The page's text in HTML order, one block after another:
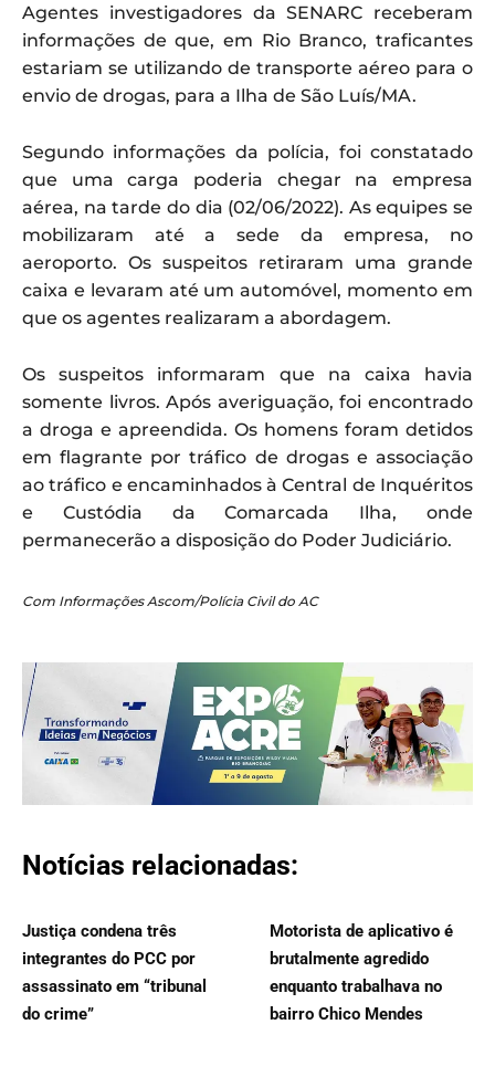
Agentes investigadores da SENARC receberam
informações de que, em Rio Branco, traficantes
estariam se utilizando de transporte aéreo para o
envio de drogas, para a Ilha de São Luís/MA.
Segundo informações da polícia, foi constatado
que uma carga poderia chegar na empresa
aérea, na tarde do dia (02/06/2022). As equipes se
mobilizaram até a sede da empresa, no
aeroporto. Os suspeitos retiraram uma grande
caixa e levaram até um automóvel, momento em
que os agentes realizaram a abordagem.
Os suspeitos informaram que na caixa havia
somente livros. Após averiguação, foi encontrado
a droga e apreendida. Os homens foram detidos
em flagrante por tráfico de drogas e associação
ao tráfico e encaminhados à Central de Inquéritos
e Custódia da Comarcada Ilha, onde
permanecerão a disposição do Poder Judiciário.
Com Informações Ascom/Polícia Civil do AC
Notícias relacionadas:
Justiça condena três
integrantes do PCC por
assassinato em “tribunal
do crime”
Motorista de aplicativo é
brutalmente agredido
enquanto trabalhava no
bairro Chico Mendes